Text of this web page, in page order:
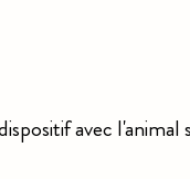
avec